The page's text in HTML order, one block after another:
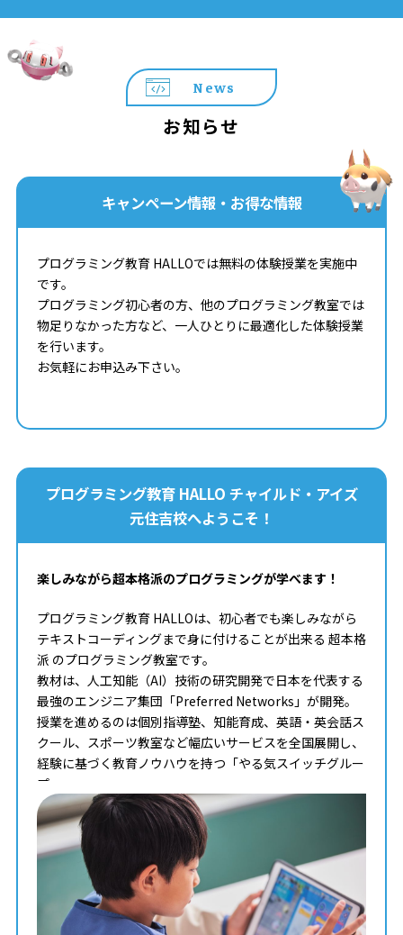
News
お知らせ
キャンペーン情報・お得な情報
プログラミング教育 HALLOでは無料の体験授業を実施中
です。
プログラミング初心者の方、他のプログラミング教室では
物足りなかった方など、一人ひとりに最適化した体験授業
を行います。
お気軽にお申込み下さい。
プログラミング教育 HALLO チャイルド・アイズ
元住吉校へようこそ！
楽しみながら超本格派のプログラミングが学べます！
プログラミング教育 HALLOは、初心者でも楽しみながら
テキストコーディングまで身に付けることが出来る 超本格
派 のプログラミング教室です。
教材は、人工知能（AI）技術の研究開発で日本を代表する
最強のエンジニア集団「Preferred Networks」が開発。
授業を進めるのは個別指導塾、知能育成、英語・英会話ス
クール、スポーツ教室など幅広いサービスを全国展開し、
経験に基づく教育ノウハウを持つ「やる気スイッチグルー
プ」。
タイピングからコンピュータサイエンスまで学べる最高の
教材を使って、一人ひとりのペースや理解度に合わせた個
別最適化レッスンでプログラミングを学ぶことが出来ま
まずはお気軽に無料体験授業にご参加下さい。
料金やカリキュラムなどに関してもご説明致します。